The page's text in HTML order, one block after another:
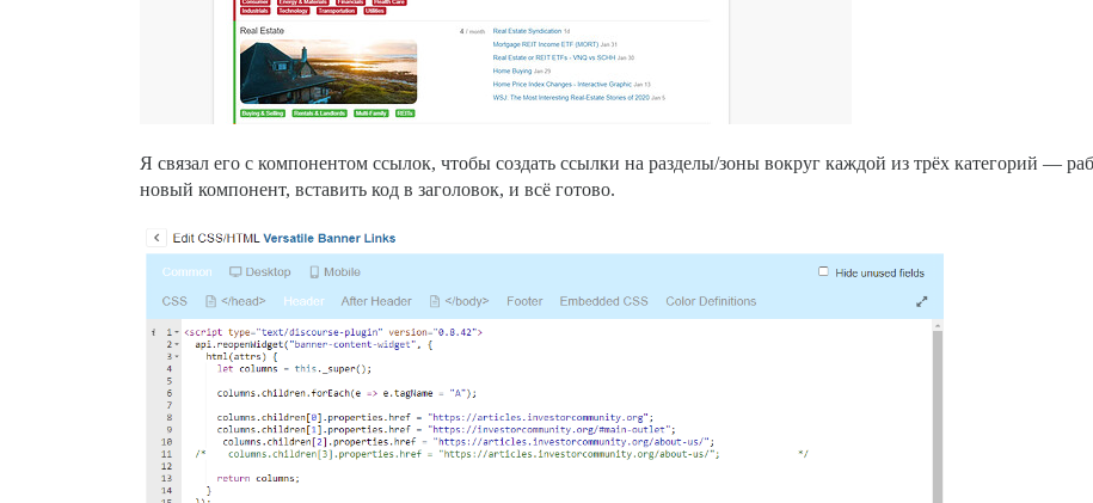
Я связал его с компонентом ссылок, чтобы создать ссылки на разделы/зоны вокруг каждой из трёх категорий —
новый компонент, вставить код в заголовок, и всё готово.